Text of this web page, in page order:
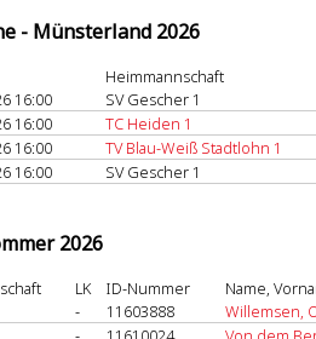
- Münsterland 2026
Heimmannschaft
16:00 SV Gescher 1
16:00 TC Heiden 1
16:00 TV Blau-Weiß Stadtlohn 1
16:00 SV Gescher 1
2026
LK ID-Nummer Name,
- 11603888 Willemsen,